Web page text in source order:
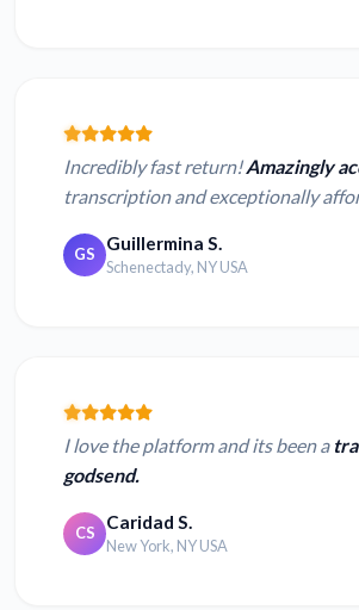
Incredibly fast return!Amazingly
transcription and exceptionally
GS Guillermina S.
Schenectady, NY USA
I love the platform and its been a
godsend.
CS Caridad S.
New York, NY USA